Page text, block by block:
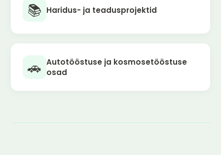
📚 Haridus- ja teadusprojektid
🚗 Autotööstuse ja kosmosetööstuse
osad